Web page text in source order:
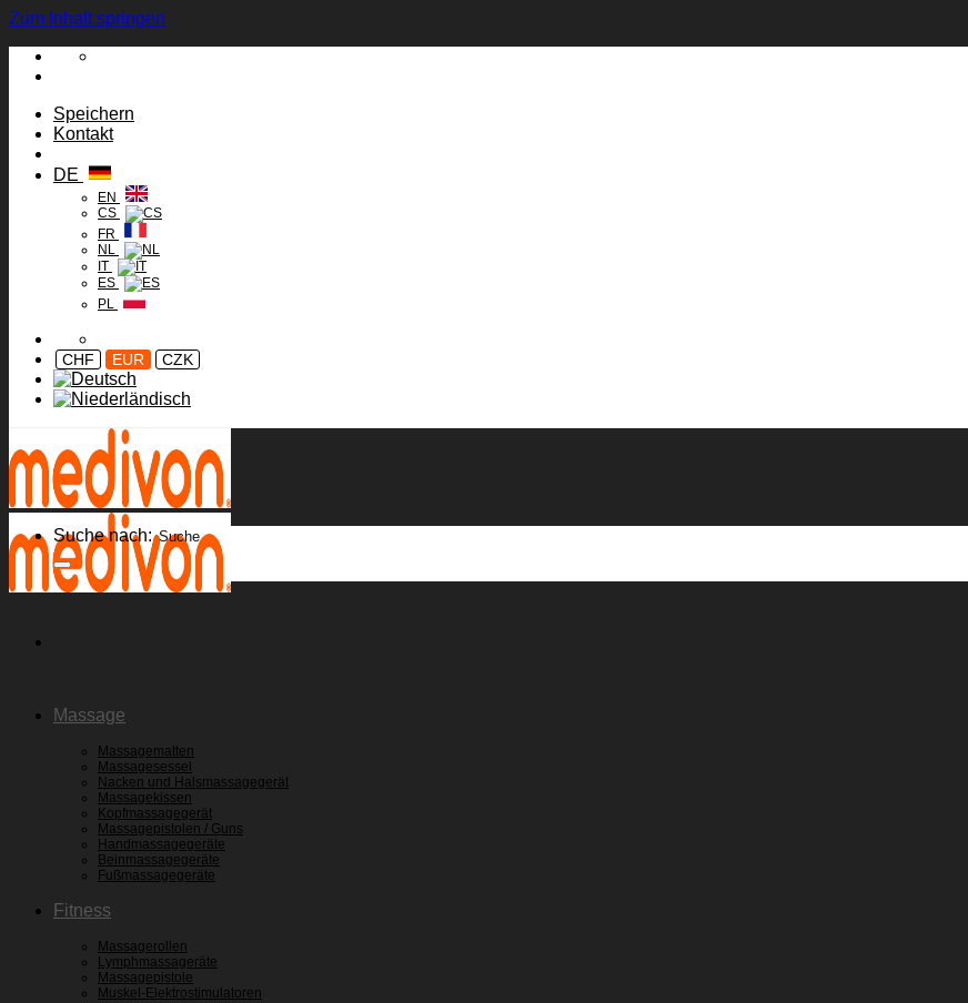
Zum Inhalt springen
Speichern
Kontakt
DE
EN
CS
FR
NL
IT
ES
PL
CHF EUR CZK
Massage
Massagematten
Massagesessel
Nacken und Halsmassagegerät
Massagekissen
Kopfmassagegerät
Massagepistolen / Guns
Handmassagegeräte
Beinmassagegeräte
Fußmassagegeräte
Fitness
Massagerollen
Lymphmassageräte
Massagepistole
Muskel-Elektrostimulatoren
Suche nach: